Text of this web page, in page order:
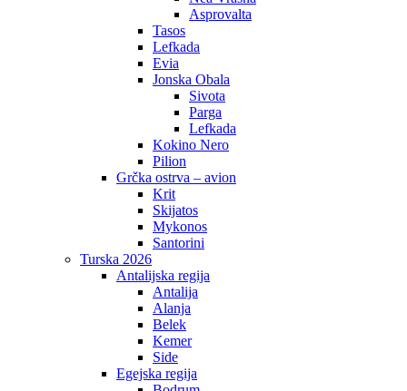
Asprovalta
Tasos
Lefkada
Evia
Jonska Obala
Sivota
Parga
Lefkada
Kokino Nero
Pilion
Grčka ostrva – avion
Krit
Skijatos
Mykonos
Santorini
Turska 2026
Antalijska regija
Antalija
Alanja
Belek
Kemer
Side
Egejska regija